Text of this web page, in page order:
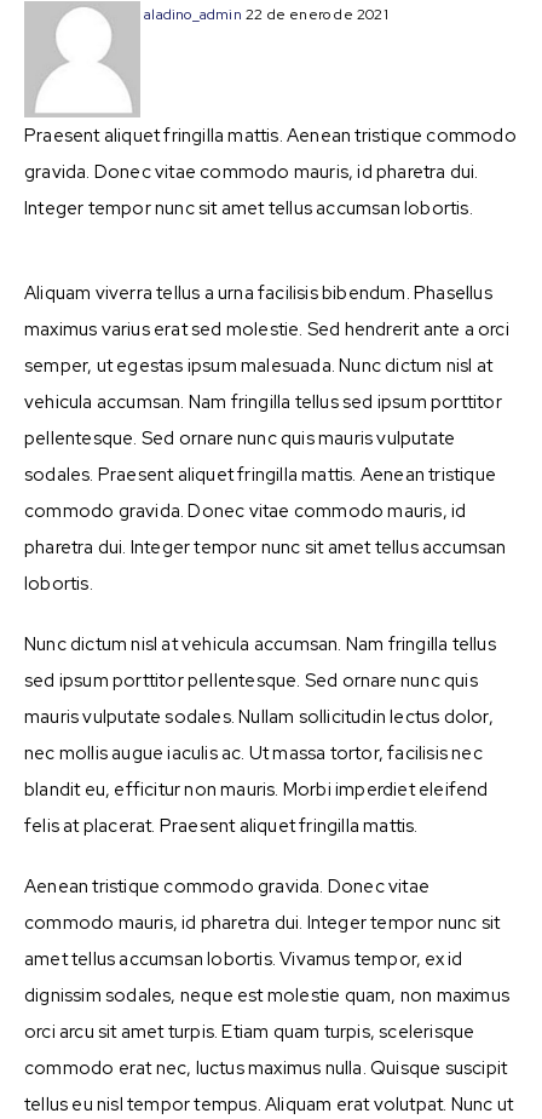
aladino_admin 22 de enero de 2021
Praesent aliquet fringilla mattis. Aenean tristique commodo
gravida. Donec vitae commodo mauris, id pharetra dui.
Integer tempor nunc sit amet tellus accumsan lobortis.
Aliquam viverra tellus a urna facilisis bibendum. Phasellus
maximus varius erat sed molestie. Sed hendrerit ante a orci
semper, ut egestas ipsum malesuada. Nunc dictum nisl at
vehicula accumsan. Nam fringilla tellus sed ipsum porttitor
pellentesque. Sed ornare nunc quis mauris vulputate
sodales. Praesent aliquet fringilla mattis. Aenean tristique
commodo gravida. Donec vitae commodo mauris, id
pharetra dui. Integer tempor nunc sit amet tellus accumsan
lobortis.
Nunc dictum nisl at vehicula accumsan. Nam fringilla tellus
sed ipsum porttitor pellentesque. Sed ornare nunc quis
mauris vulputate sodales. Nullam sollicitudin lectus dolor,
nec mollis augue iaculis ac. Ut massa tortor, facilisis nec
blandit eu, efficitur non mauris. Morbi imperdiet eleifend
felis at placerat. Praesent aliquet fringilla mattis.
Aenean tristique commodo gravida. Donec vitae
commodo mauris, id pharetra dui. Integer tempor nunc sit
amet tellus accumsan lobortis. Vivamus tempor, ex id
dignissim sodales, neque est molestie quam, non maximus
orci arcu sit amet turpis. Etiam quam turpis, scelerisque
commodo erat nec, luctus maximus nulla. Quisque suscipit
tellus eu nisl tempor tempus. Aliquam erat volutpat. Nunc ut